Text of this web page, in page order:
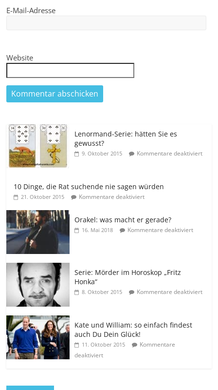
E-Mail-Adresse
Website
Lenormand-Serie: hätten Sie es
gewusst?
9. Oktober 2015 Kommentare deaktiviert
10 Dinge, die Rat suchende nie sagen würden
21. Oktober 2015 Kommentare deaktiviert
Orakel: was macht er gerade?
16. Mai 2018 Kommentare deaktiviert
Serie: Mörder im Horoskop „Fritz
Honka“
8. Oktober 2015 Kommentare deaktiviert
Kate und William: so einfach findest
auch Du Dein Glück!
11. Oktober 2015
Kommentare
deaktiviert